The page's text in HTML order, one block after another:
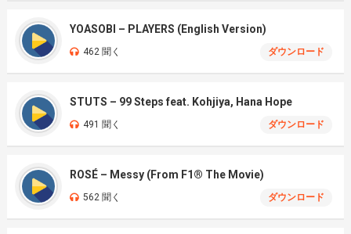
YOASOBI – PLAYERS (English Version)
462 聞く ダウンロード
STUTS – 99 Steps feat. Kohjiya, Hana Hope
491 聞く ダウンロード
ROSÉ – Messy (From F1® The Movie)
562 聞く ダウンロード